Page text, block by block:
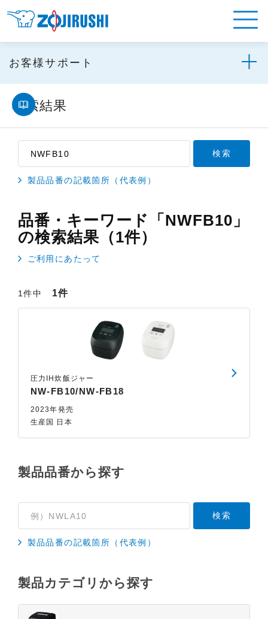
お客様サポート
検索結果
製品品番の記載箇所（代表例）
品番・キーワード「NWFB10」
の検索結果（1件）
ご利用にあたって
1件中 1件
圧力IH炊飯ジャー
NW-FB10/NW-FB18
2023年発売
生産国 日本
製品品番から探す
製品品番の記載箇所（代表例）
製品カテゴリから探す